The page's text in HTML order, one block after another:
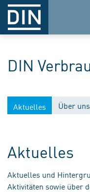
DIN
Aktuelles Über uns
Aktuelles
Aktuelles und
Aktivitäten sowie über